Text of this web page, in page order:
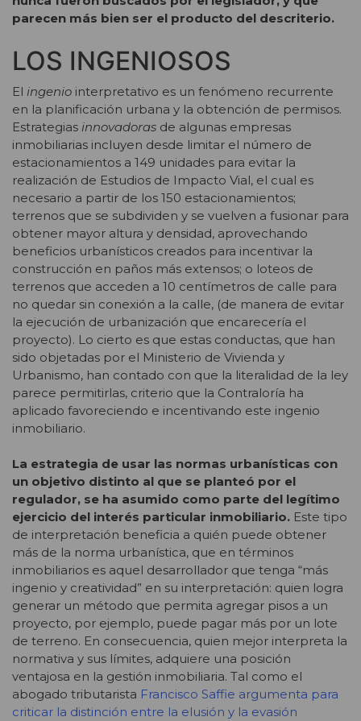
parecen más bien ser el producto del descriterio.
LOS INGENIOSOS
El ingenio interpretativo es un fenómeno recurrente
en la planificación urbana y la obtención de permisos.
Estrategias innovadoras de algunas empresas
inmobiliarias incluyen desde limitar el número de
estacionamientos a 149 unidades para evitar la
realización de Estudios de Impacto Vial, el cual es
necesario a partir de los 150 estacionamientos;
terrenos que se subdividen y se vuelven a fusionar para
obtener mayor altura y densidad, aprovechando
beneficios urbanísticos creados para incentivar la
construcción en paños más extensos; o loteos de
terrenos que acceden a 10 centímetros de calle para
no quedar sin conexión a la calle, (de manera de evitar
la ejecución de urbanización que encarecería el
proyecto). Lo cierto es que estas conductas, que han
sido objetadas por el Ministerio de Vivienda y
Urbanismo, han contado con que la literalidad de la ley
parece permitirlas, criterio que la Contraloría ha
aplicado favoreciendo e incentivando este ingenio
inmobiliario.
La estrategia de usar las normas urbanísticas con
un objetivo distinto al que se planteó por el
regulador, se ha asumido como parte del legítimo
ejercicio del interés particular inmobiliario. Este tipo
de interpretación beneficia a quién puede obtener
más de la norma urbanística, que en términos
inmobiliarios es aquel desarrollador que tenga “más
ingenio y creatividad” en su interpretación: quien logra
generar un método que permita agregar pisos a un
proyecto, por ejemplo, puede pagar más por un lote
de terreno. En consecuencia, quien mejor interpreta la
normativa y sus límites, adquiere una posición
ventajosa en la gestión inmobiliaria. Tal como el
abogado tributarista Francisco Saffie argumenta para
criticar la distinción entre la elusión y la evasión